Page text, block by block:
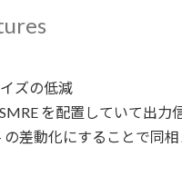
ズの低減
を配置していて出力
の差動化にすることで同